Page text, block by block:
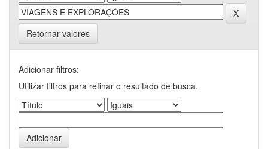
Retornar valores
Adicionar filtros:
Utilizar filtros para refinar o resultado de busca.